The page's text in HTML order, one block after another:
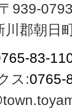
939-
川郡朝日
83-
ス:0765-